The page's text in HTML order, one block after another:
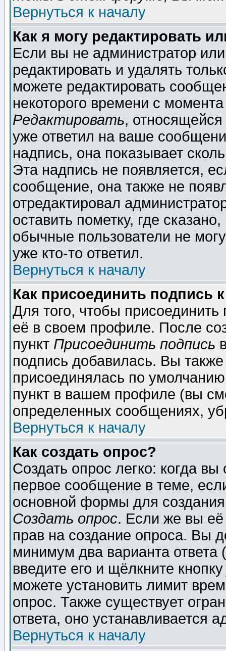
Вернуться к началу
Как я могу редактировать
Если вы не администратор
редактировать и удалять
можете редактировать
некоторого времени с
Редактировать,
уже ответил на ваше
надпись, она показывает
Эта надпись не появляется,
сообщение, она также не
отредактировал
оставить пометку, где
обычные пользователи не
уже кто-то ответил.
Вернуться к началу
Как присоединить подпись
Для того, чтобы
её в своем профиле. После
пункт Присоединить подпись
подпись добавилась. Вы
присоединялась по
пункт в вашем профиле (вы
определенных сообщениях,
Вернуться к началу
Как создать опрос?
Создать опрос легко: когда
первое сообщение в теме,
основной формы для
Создать опрос. Если же вы её
прав на создание опроса. Вы
минимум два варианта ответа
введите его и щёлкните
можете установить лимит
опрос. Также существует
ответа, оно устанавливается
Вернуться к началу